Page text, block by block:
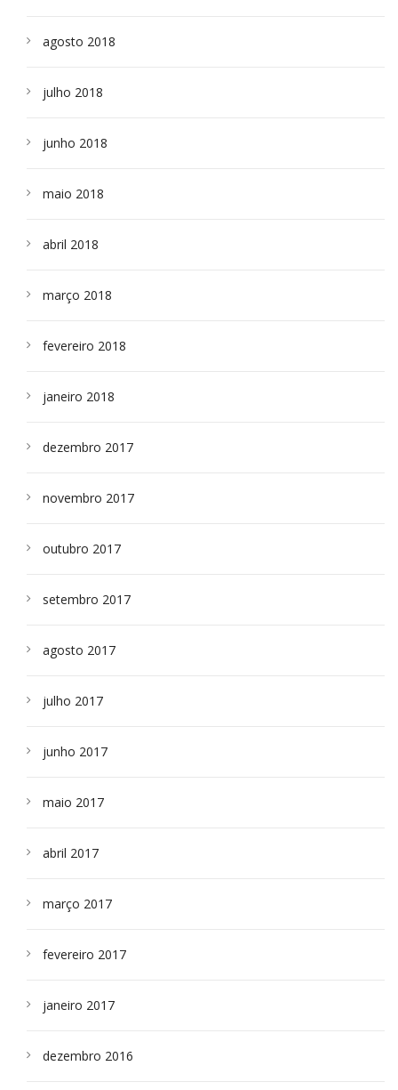
agosto 2018
julho 2018
junho 2018
maio 2018
abril 2018
março 2018
fevereiro 2018
janeiro 2018
dezembro 2017
novembro 2017
outubro 2017
setembro 2017
agosto 2017
julho 2017
junho 2017
maio 2017
abril 2017
março 2017
fevereiro 2017
janeiro 2017
dezembro 2016